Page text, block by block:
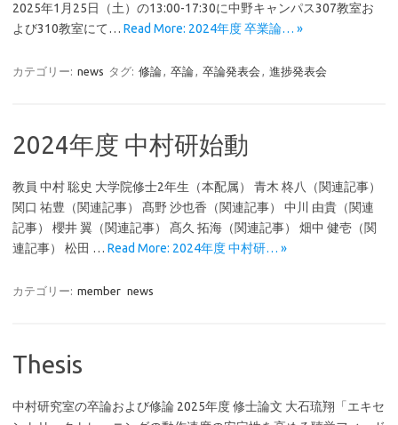
2025年1月25日（土）の13:00-17:30に中野キャンパス307教室お
よび310教室にて… Read More: 2024年度 卒業論… »
カテゴリー: news タグ: 修論, 卒論, 卒論発表会 , 進捗発表会
2024年度 中村研始動
教員 中村 聡史 大学院修士2年生（本配属） 青木 柊八（関連記事）
関口 祐豊（関連記事） 髙野 沙也香（関連記事） 中川 由貴（関連
記事） 櫻井 翼（関連記事） 髙久 拓海（関連記事） 畑中 健壱（関
連記事） 松田 … Read More: 2024年度 中村研… »
カテゴリー: member news
Thesis
中村研究室の卒論および修論 2025年度 修士論文 大石琉翔「エキセ